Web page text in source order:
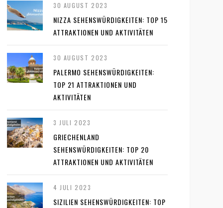
30 AUGUST 2023
NIZZA SEHENSWÜRDIGKEITEN: TOP 15
ATTRAKTIONEN UND AKTIVITÄTEN
30 AUGUST 2023
PALERMO SEHENSWÜRDIGKEITEN:
TOP 21 ATTRAKTIONEN UND
AKTIVITÄTEN
3 JULI 2023
GRIECHENLAND
SEHENSWÜRDIGKEITEN: TOP 20
ATTRAKTIONEN UND AKTIVITÄTEN
4 JULI 2023
SIZILIEN SEHENSWÜRDIGKEITEN: TOP